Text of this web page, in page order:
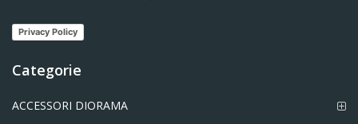
Privacy Policy
Categorie
ACCESSORI DIORAMA